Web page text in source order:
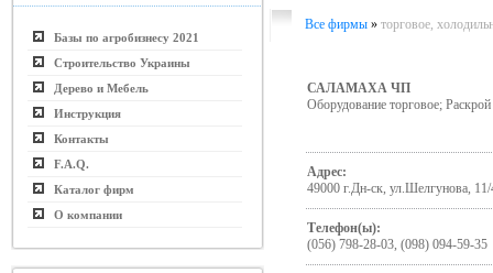
Базы по агробизнесу 2021
Строительство Украины
Дерево и Мебель
Инструкция
Контакты
F.A.Q.
Каталог фирм
О компании
Все фирмы » торговое,
САЛАМАХА ЧП
Оборудование торговое;
Адрес:
49000 г.Дн-ск, ул.Шелгунова,
Телефон(ы):
(056) 798-28-03, (098) 094-59-35